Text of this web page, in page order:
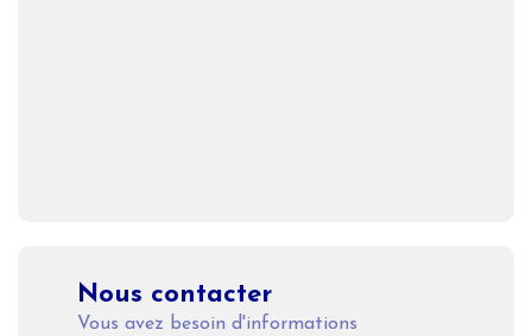
Nous contacter
Vous avez besoin d'informations